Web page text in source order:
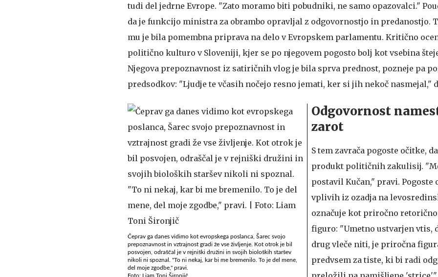
tudi del jedrne Evrope. "Zato moramo biti pobudniki, ne samo opazovalci."
da je funkcijo ministra za obrambo opravljal z odgovornostjo in predanostjo.
mu je bila pomembna priprava na delo v Evropskem parlamentu. Kritično
politično kulturo v Sloveniji, kjer se po njegovem pogosto bolj kot vsebina
Njegova prepoznavnost iz satiričnih vlog je bila sprva prednost, pozneje pa
predsodkov: "Ljudje te včasih nočejo resno jemati, ker si jih nekoč nasmejal,"
Čeprav ga danes vidimo kot evropskega poslanca, Šarec svojo
prepoznavnost in vztrajnost gradi že vse življenje. Kot otrok je bil
posvojen, odraščal je v rejniški družini in svojih bioloških staršev
nikoli ni spoznal. "To ni nekaj, kar bi me bremenilo. To je del mene,
del moje zgodbe," pravi.
Foto: Liam Toni Šironjič
Odgovornost
zarot
S tem zavrača pogoste očitke,
produkt političnih zakulisij.
postavil Kučan," pravi. Pogoste
vplivih iz ozadja na
označuje kot priročno retorično
figuro: "Umetno ustvarjen vtis,
drug vleče niti, je priročna
predvsem za tiste, ki bi radi